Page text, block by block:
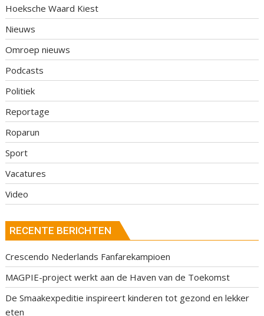
Hoeksche Waard Kiest
Nieuws
Omroep nieuws
Podcasts
Politiek
Reportage
Roparun
Sport
Vacatures
Video
RECENTE BERICHTEN
Crescendo Nederlands Fanfarekampioen
MAGPIE-project werkt aan de Haven van de Toekomst
De Smaakexpeditie inspireert kinderen tot gezond en lekker
eten